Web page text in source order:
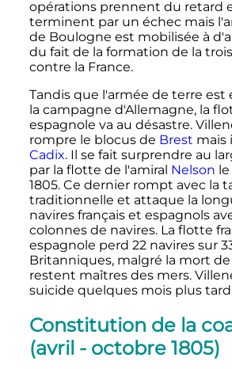
opérations prennent du retard
terminent par un échec mais
de Boulogne est mobilisée à
du fait de la formation de la
contre la France.
Tandis que l'armée de terre est
la campagne d'Allemagne, la
espagnole va au désastre.
rompre le blocus de Brest mais
Cadix. Il se fait surprendre au
par la flotte de l'amiral Nelson le
1805. Ce dernier rompt avec la
traditionnelle et attaque la
navires français et espagnols
colonnes de navires. La flotte
espagnole perd 22 navires sur
Britanniques, malgré la mort de
restent maîtres des mers.
suicide quelques mois plus
Constitution de la
(avril - octobre 1805)